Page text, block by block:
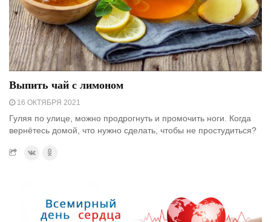
Выпить чай с лимоном
16 ОКТЯБРЯ 2021
Гуляя по улице, можно продрогнуть и промочить ноги. Когда
вернётесь домой, что нужно сделать, чтобы не простудиться?